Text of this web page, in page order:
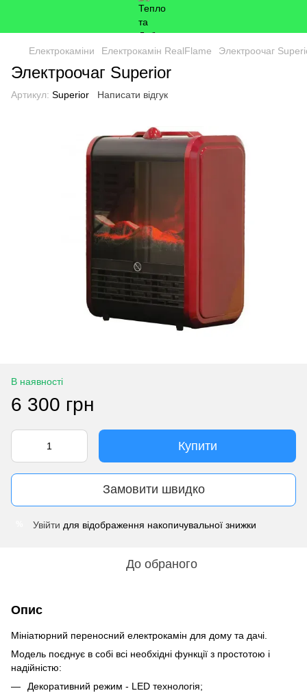
Електрокаміни Електрокамін RealFlame Электроочаг
Электроочаг Superior
Артикул: Superior Написати відгук
В наявності
6 300 грн
Купити
Замовити швидко
Увійти для відображення накопичувальної знижки
До обраного
Опис
Мініатюрний переносний електрокамін для дому та дачі.
Модель поєднує в собі всі необхідні функції з простотою і
надійністю:
Декоративний режим - LED технологія;